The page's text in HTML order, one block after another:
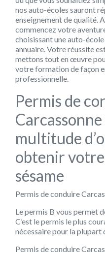
nos auto-écoles sauront
enseignement de qualité.
commencez votre
choisissant une auto-
annuaire. Votre réussite
mettons tout en œuvre
votre formation de façon
professionnelle.
Permis de
multitude
obtenir
sésame
Permis de conduire
Le permis B vous permet
C’est le permis le plus
nécessaire pour la plupart
Permis de conduire